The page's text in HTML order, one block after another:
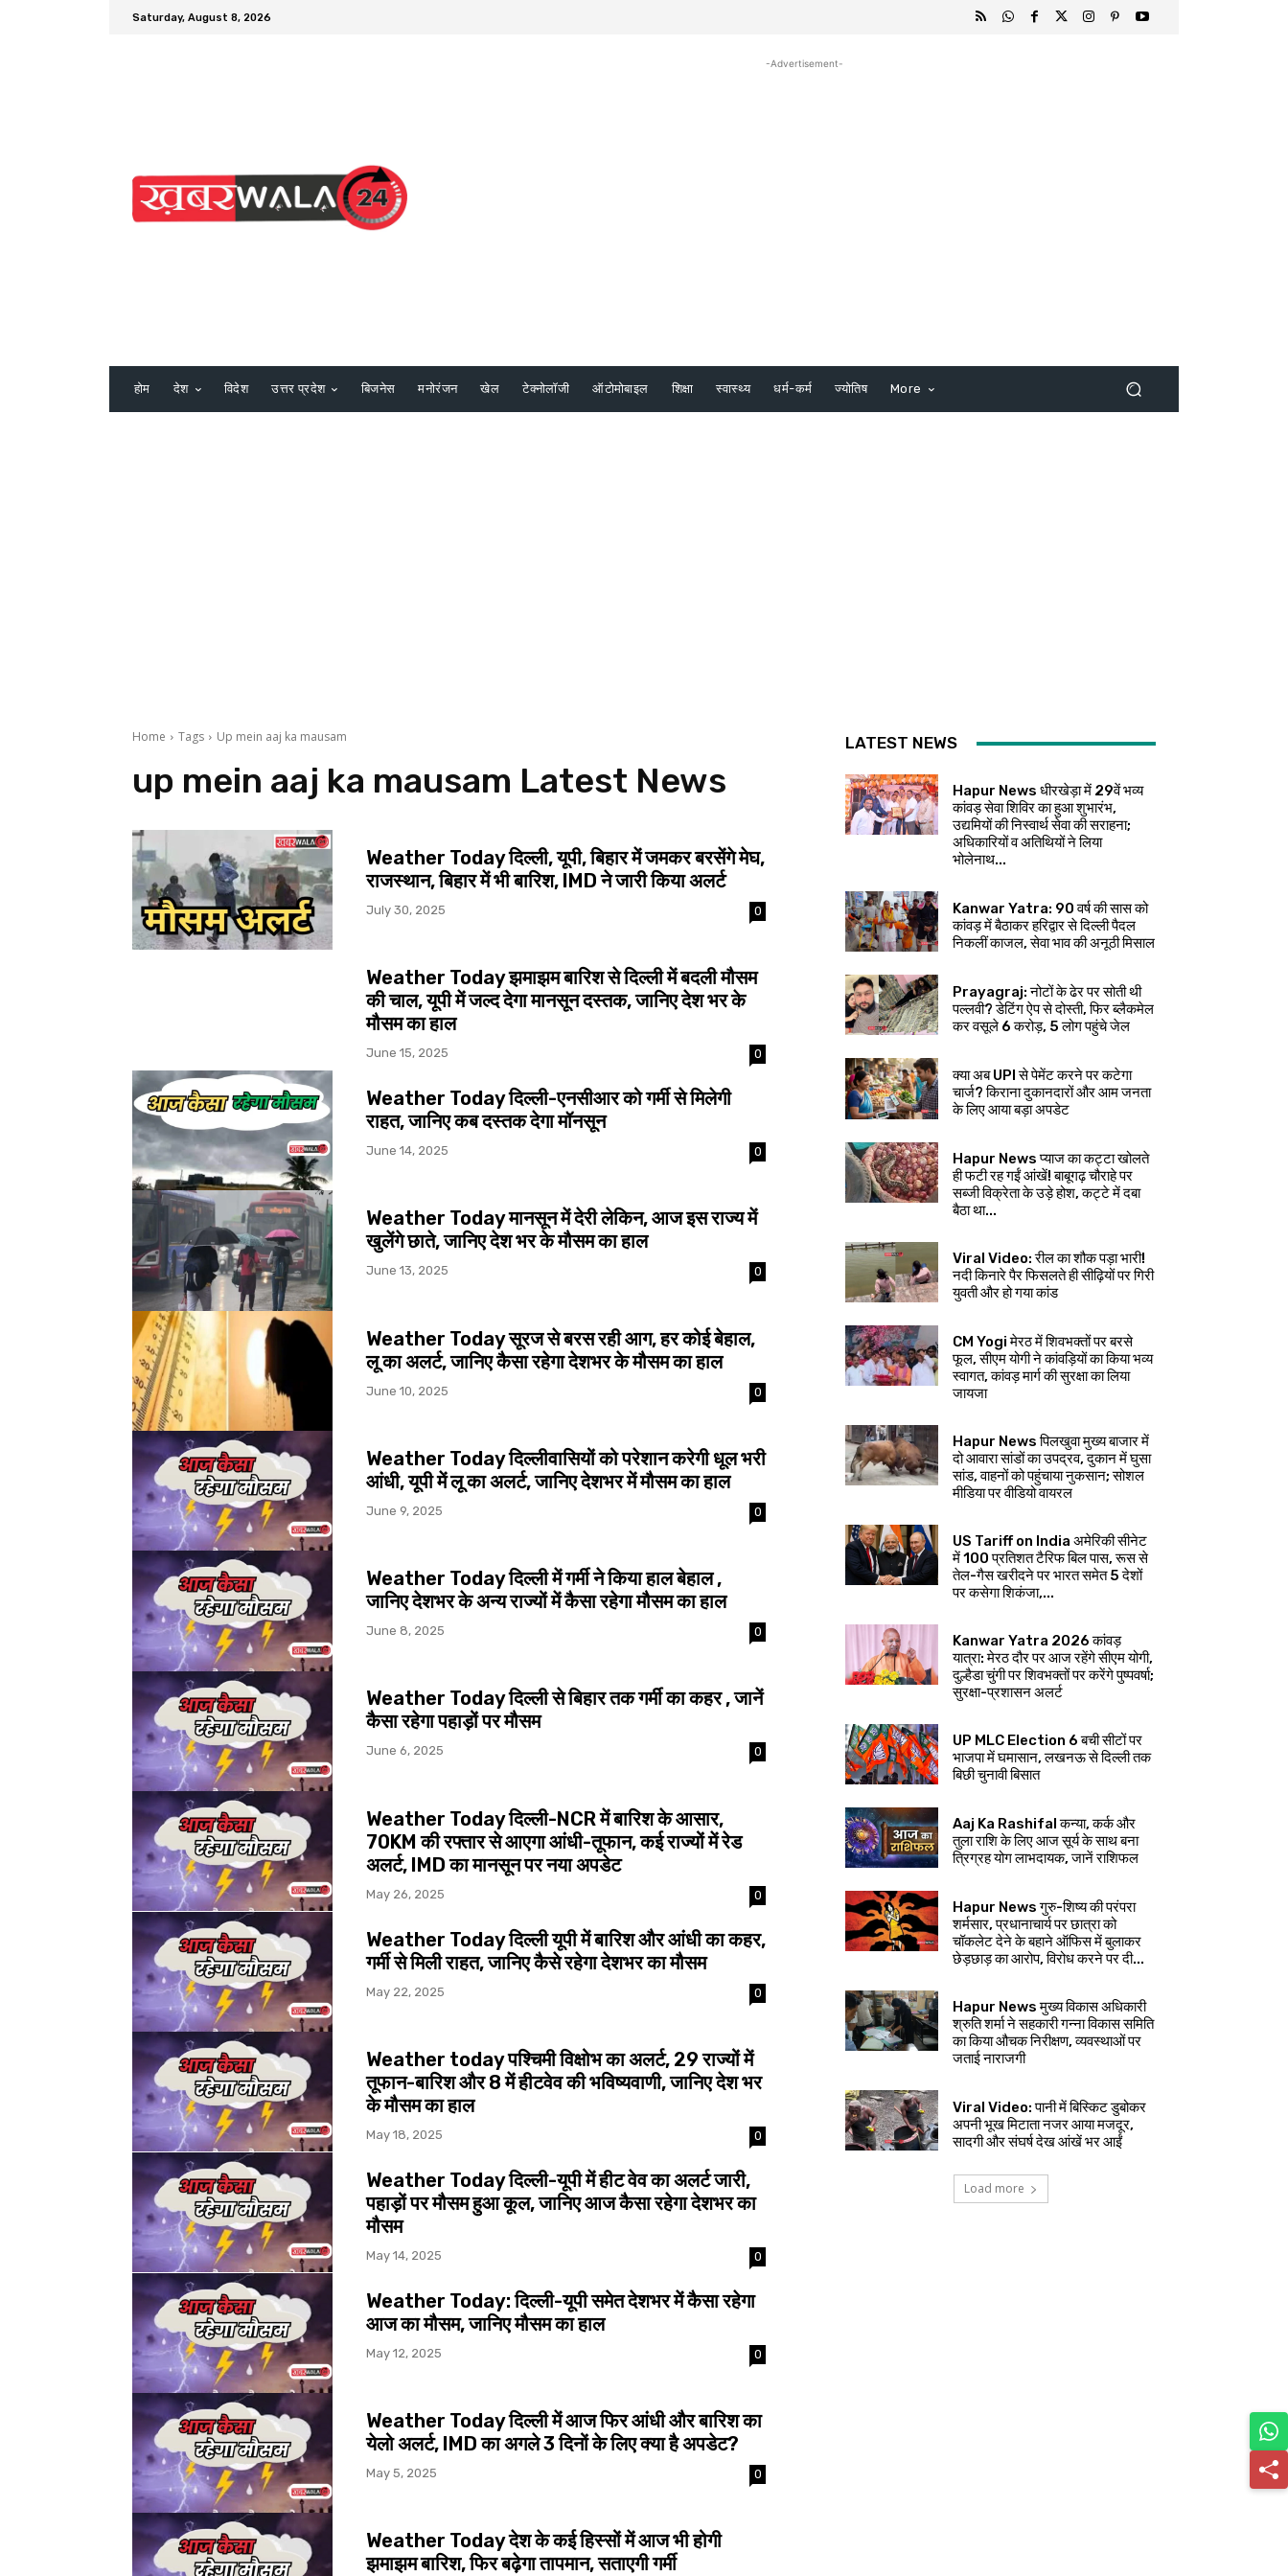
Saturday, August 8, 2026
-Advertisement-
होम देश विदेश उत्तर प्रदेश बिजनेस मनोरंजन खेल टेक्नोलॉजी ऑटोमोबाइल शिक्षा स्वास्थ्य धर्म-कर्म ज्योतिष More
Home Tags Up mein aaj ka mausam
up mein aaj ka mausam Latest News
Weather Today दिल्ली, यूपी, बिहार में जमकर बरसेंगे मेघ,
राजस्थान, बिहार में भी बारिश, IMD ने जारी किया अलर्ट
July 30, 2025 0
Weather Today झमाझम बारिश से दिल्ली में बदली मौसम
की चाल, यूपी में जल्द देगा मानसून दस्तक, जानिए देश भर के
मौसम का हाल
June 15, 2025 0
Weather Today दिल्ली-एनसीआर को गर्मी से मिलेगी
राहत, जानिए कब दस्तक देगा मॉनसून
June 14, 2025 0
Weather Today मानसून में देरी लेकिन, आज इस राज्य में
खुलेंगे छाते, जानिए देश भर के मौसम का हाल
June 13, 2025 0
Weather Today सूरज से बरस रही आग, हर कोई बेहाल,
लू का अलर्ट, जानिए कैसा रहेगा देशभर के मौसम का हाल
June 10, 2025 0
Weather Today दिल्लीवासियों को परेशान करेगी धूल भरी
आंधी, यूपी में लू का अलर्ट, जानिए देशभर में मौसम का हाल
June 9, 2025 0
Weather Today दिल्ली में गर्मी ने किया हाल बेहाल ,
जानिए देशभर के अन्य राज्यों में कैसा रहेगा मौसम का हाल
June 8, 2025 0
Weather Today दिल्ली से बिहार तक गर्मी का कहर , जानें
कैसा रहेगा पहाड़ों पर मौसम
June 6, 2025 0
Weather Today दिल्ली-NCR में बारिश के आसार,
70KM की रफ्तार से आएगा आंधी-तूफान, कई राज्यों में रेड
अलर्ट, IMD का मानसून पर नया अपडेट
May 26, 2025 0
Weather Today दिल्ली यूपी में बारिश और आंधी का कहर,
गर्मी से मिली राहत, जानिए कैसे रहेगा देशभर का मौसम
May 22, 2025 0
Weather today पश्चिमी विक्षोभ का अलर्ट, 29 राज्यों में
तूफान-बारिश और 8 में हीटवेव की भविष्यवाणी, जानिए देश भर
के मौसम का हाल
May 18, 2025 0
Weather Today दिल्ली-यूपी में हीट वेव का अलर्ट जारी,
पहाड़ों पर मौसम हुआ कूल, जानिए आज कैसा रहेगा देशभर का
मौसम
May 14, 2025 0
Weather Today: दिल्ली-यूपी समेत देशभर में कैसा रहेगा
आज का मौसम, जानिए मौसम का हाल
May 12, 2025 0
Weather Today दिल्ली में आज फिर आंधी और बारिश का
येलो अलर्ट, IMD का अगले 3 दिनों के लिए क्या है अपडेट?
May 5, 2025 0
Weather Today देश के कई हिस्सों में आज भी होगी
झमाझम बारिश, फिर बढ़ेगा तापमान, सताएगी गर्मी
LATEST NEWS
Hapur News धीरखेड़ा में 29वें भव्य
कांवड़ सेवा शिविर का हुआ शुभारंभ,
उद्यमियों की निस्वार्थ सेवा की सराहना;
अधिकारियों व अतिथियों ने लिया
भोलेनाथ...
Kanwar Yatra: 90 वर्ष की सास को
कांवड़ में बैठाकर हरिद्वार से दिल्ली पैदल
निकलीं काजल, सेवा भाव की अनूठी मिसाल
Prayagraj: नोटों के ढेर पर सोती थी
पल्लवी? डेटिंग ऐप से दोस्ती, फिर ब्लैकमेल
कर वसूले ₹6 करोड़, 5 लोग पहुंचे जेल
क्या अब UPI से पेमेंट करने पर कटेगा
चार्ज? किराना दुकानदारों और आम जनता
के लिए आया बड़ा अपडेट
Hapur News प्याज का कट्टा खोलते
ही फटी रह गईं आंखें! बाबूगढ़ चौराहे पर
सब्जी विक्रेता के उड़े होश, कट्टे में दबा
बैठा था...
Viral Video: रील का शौक पड़ा भारी!
नदी किनारे पैर फिसलते ही सीढ़ियों पर गिरी
युवती और हो गया कांड
CM Yogi मेरठ में शिवभक्तों पर बरसे
फूल, सीएम योगी ने कांवड़ियों का किया भव्य
स्वागत, कांवड़ मार्ग की सुरक्षा का लिया
जायजा
Hapur News पिलखुवा मुख्य बाजार में
दो आवारा सांडों का उपद्रव, दुकान में घुसा
सांड, वाहनों को पहुंचाया नुकसान; सोशल
मीडिया पर वीडियो वायरल
US Tariff on India अमेरिकी सीनेट
में 100 प्रतिशत टैरिफ बिल पास, रूस से
तेल-गैस खरीदने पर भारत समेत 5 देशों
पर कसेगा शिकंजा,...
Kanwar Yatra 2026 कांवड़
यात्रा: मेरठ दौर पर आज रहेंगे सीएम योगी,
दुल्हैडा चुंगी पर शिवभक्तों पर करेंगे पुष्पवर्षा;
सुरक्षा-प्रशासन अलर्ट
UP MLC Election 6 बची सीटों पर
भाजपा में घमासान, लखनऊ से दिल्ली तक
बिछी चुनावी बिसात
Aaj Ka Rashifal कन्या, कर्क और
तुला राशि के लिए आज सूर्य के साथ बना
त्रिग्रह योग लाभदायक, जानें राशिफल
Hapur News गुरु-शिष्य की परंपरा
शर्मसार, प्रधानाचार्य पर छात्रा को
चॉकलेट देने के बहाने ऑफिस में बुलाकर
छेड़छाड़ का आरोप, विरोध करने पर दी...
Hapur News मुख्य विकास अधिकारी
श्रुति शर्मा ने सहकारी गन्ना विकास समिति
का किया औचक निरीक्षण, व्यवस्थाओं पर
जताई नाराजगी
Viral Video: पानी में बिस्किट डुबोकर
अपनी भूख मिटाता नजर आया मजदूर,
सादगी और संघर्ष देख आंखें भर आईं
Load more